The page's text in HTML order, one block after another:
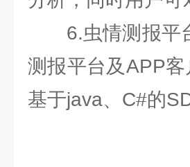
6.虫情测报平台
测报平台及APP
基于java、C#的